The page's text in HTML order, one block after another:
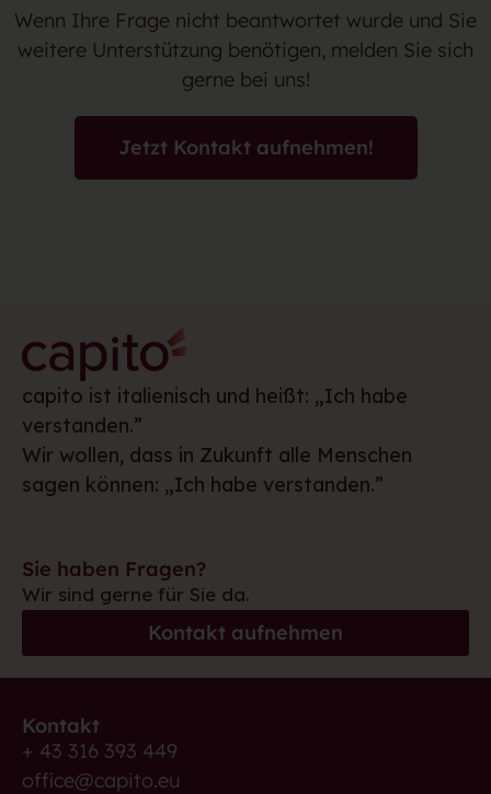
Wenn Ihre Frage nicht beantwortet wurde und Sie
weitere Unterstützung benötigen, melden Sie sich
gerne bei uns!
Jetzt Kontakt aufnehmen!
capito ist italienisch und heißt: „Ich habe
verstanden.”
Wir wollen, dass in Zukunft alle Menschen
sagen können: „Ich habe verstanden.”
Sie haben Fragen?
Wir sind gerne für Sie da.
Kontakt aufnehmen
Kontakt
+ 43 316 393 449
office@capito.eu